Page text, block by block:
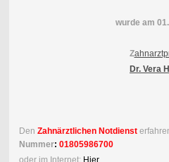
wurde am
Z
Dr. Vera
Den Zahnärztlichen Notdienst
Nummer: 01805986700
oder im Internet: Hier